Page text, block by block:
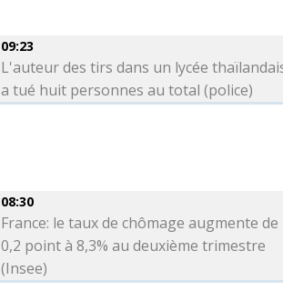
09:23
L'auteur des tirs dans un lycée
a tué huit personnes au total (police)
08:30
France: le taux de chômage augmente de
0,2 point à 8,3% au deuxième trimestre
(Insee)